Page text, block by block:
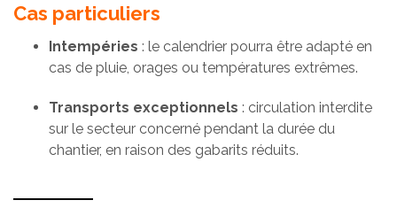
Cas particuliers
Intempéries : le calendrier pourra être adapté en
cas de pluie, orages ou températures extrêmes.
Transports exceptionnels : circulation interdite
sur le secteur concerné pendant la durée du
chantier, en raison des gabarits réduits.